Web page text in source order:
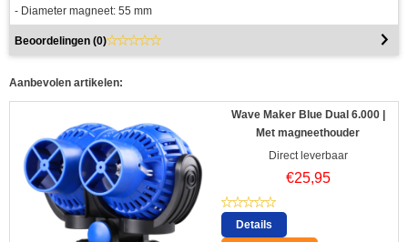
- Diameter magneet: 55 mm
Beoordelingen (0)
Aanbevolen artikelen:
Wave Maker Blue Dual 6.000 |
Met magneethouder
Direct leverbaar
€25,95
Details